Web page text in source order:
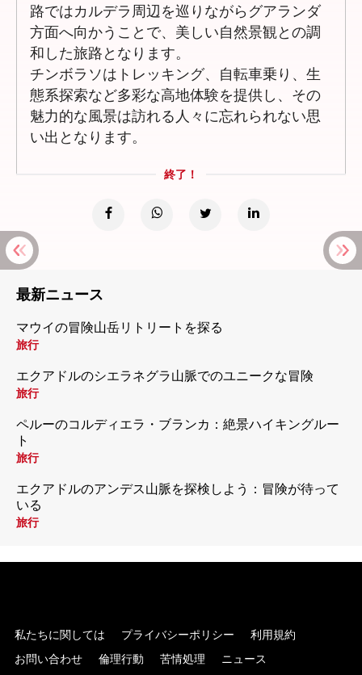
路ではカルデラ周辺を巡りながらグアランダ
方面へ向かうことで、美しい自然景観との調
和した旅路となります。
チンボラソはトレッキング、自転車乗り、生
態系探索など多彩な高地体験を提供し、その
魅力的な風景は訪れる人々に忘れられない思
い出となります。
終了！
最新ニュース
マウイの冒険山岳リトリートを探る
旅行
エクアドルのシエラネグラ山脈でのユニークな冒険
旅行
ペルーのコルディエラ・ブランカ：絶景ハイキングルー
ト
旅行
エクアドルのアンデス山脈を探検しよう：冒険が待って
いる
旅行
私たちに関しては プライバシーポリシー
利用規約
お問い合わせ
倫理行動 苦情処理 ニュース